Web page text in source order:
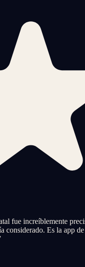
fue increíblemente
considerado. Es la app